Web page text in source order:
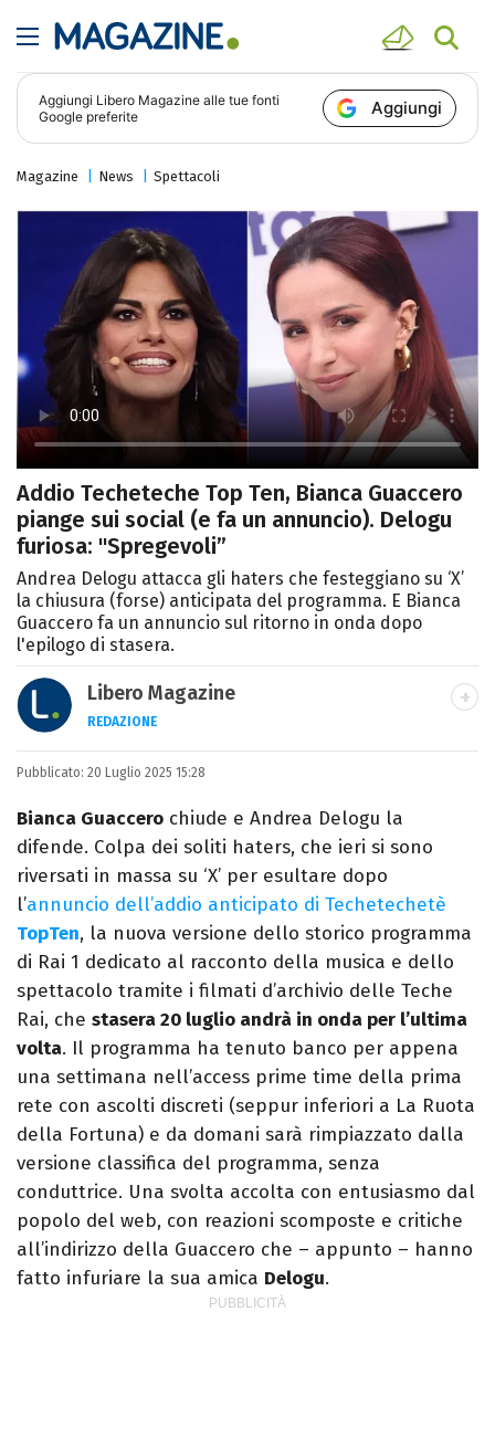
Aggiungi Libero Magazine alle tue fonti
Google preferite
Aggiungi
Magazine News Spettacoli
Addio Techeteche Top Ten, Bianca Guaccero
piange sui social (e fa un annuncio). Delogu
furiosa: "Spregevoli”
Andrea Delogu attacca gli haters che festeggiano su ‘X’
la chiusura (forse) anticipata del programma. E Bianca
Guaccero fa un annuncio sul ritorno in onda dopo
l'epilogo di stasera.
Libero Magazine
REDAZIONE
E-MAIL
INSTAGRAM FACEBOOK
Libero Magazine è il canale del portale
Libero.it dedicato al mondo della
televisione, dello spettacolo e del gossip.
Pubblicato: 20 Luglio 2025 15:28
Bianca Guaccero chiude e Andrea Delogu la
difende. Colpa dei soliti haters, che ieri si sono
riversati in massa su ‘X’ per esultare dopo
l’annuncio dell’addio anticipato di Techetechetè
TopTen, la nuova versione dello storico programma
di Rai 1 dedicato al racconto della musica e dello
spettacolo tramite i filmati d’archivio delle Teche
Rai, che stasera 20 luglio andrà in onda per l’ultima
volta. Il programma ha tenuto banco per appena
una settimana nell’access prime time della prima
rete con ascolti discreti (seppur inferiori a La Ruota
della Fortuna) e da domani sarà rimpiazzato dalla
versione classifica del programma, senza
conduttrice. Una svolta accolta con entusiasmo dal
popolo del web, con reazioni scomposte e critiche
all’indirizzo della Guaccero che – appunto – hanno
fatto infuriare la sua amica Delogu.